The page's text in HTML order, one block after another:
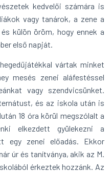
kedvelői számára is
vagy tanárok, a zene a
külön öröm, hogy ennek a
első napját.
vártak minket
mesés zenei aláfestéssel
vagy szendvicsünket.
és az iskola után is
18 óra körül megszólalt a
elkezdett gyülekezni a
egy zenei előadás. Ekkor
úr és tanítványa, akik az M.
érkeztek hozzánk. Az